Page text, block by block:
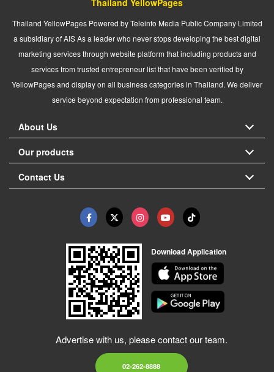
Thailand YellowPages Powered by Teleinfo Media Public Company Limited
a subsidiary of AIS As a leader who never stops developing the best digital
marketing services through website platform that including products and
services from trusted entrepreneur list that have been verified by
YellowPages and display on all business categories in Thailand. We deliver
service beyond expectation from professional team.
About Us
Our products
Contact Us
Download Application
Advertise with us, please contact our team.
02-262-8888